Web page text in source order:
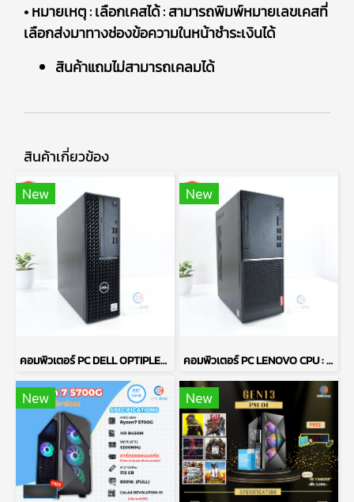
• หมายเหตุ : เลือกเคสได้ : สามารถพิมพ์หมายเลขเคสที่
เลือกส่งมาทางช่องข้อความในหน้าชำระเงินได้
สินค้าแถมไม่สามารถเคลมได้
สินค้าเกี่ยวข้อง
New
คอมพิวเตอร์ PC DELL OPTIPLEX 3080 / CPU : INTEL CORE I5-10500 / RAM : DDR4 8GB 2666MHz / HDD 1TB + SSD 256GB P15541
New
คอมพิวเตอร์ PC LENOVO CPU : PENTIUM GOLD G5400/ RAM : DDR4 8GB 2400MHz / GPU : INTEL UHD GRAPHICS 610 / HDD : 1TB P15540
New New